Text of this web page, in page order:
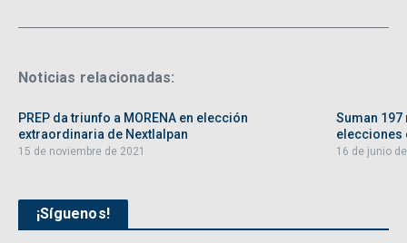
Noticias relacionadas:
PREP da triunfo a MORENA en elección
extraordinaria de Nextlalpan
15 de noviembre de 2021
Suman
elecciones
16 de junio
¡Síguenos!